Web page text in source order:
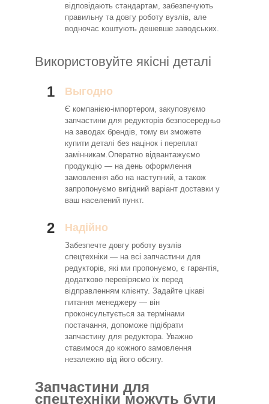
відповідають стандартам, забезпечують
правильну та довгу роботу вузлів, але
водночас коштують дешевше заводських.
Використовуйте якісні деталі
1 Выгодно
Є компанією-імпортером, закуповуємо
запчастини для редукторів безпосередньо
на заводах брендів, тому ви зможете
купити деталі без націнок і переплат
замінникам.Оператно відвантажуємо
продукцію — на день оформлення
замовлення або на наступний, а також
запропонуємо вигідний варіант доставки у
ваш населений пункт.
2 Надійно
Забезпечте довгу роботу вузлів
спецтехніки — на всі запчастини для
редукторів, які ми пропонуємо, є гарантія,
додатково перевіряємо їх перед
відправленням клієнту. Задайте цікаві
питання менеджеру — він
проконсультується за термінами
постачання, допоможе підібрати
запчастину для редуктора. Уважно
ставимося до кожного замовлення
незалежно від його обсягу.
Запчастини для
спецтехніки можуть бути